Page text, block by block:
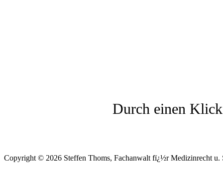
Durch einen
Copyright © 2026 Steffen Thoms, Fachanwalt fï¿½r Medizinrecht u.